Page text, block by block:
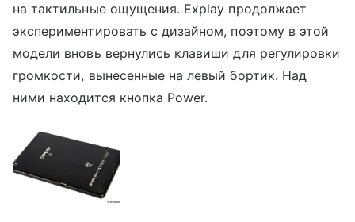
на тактильные ощущения. Explay продолжает
экспериментировать с дизайном, поэтому в этой
модели вновь вернулись клавиши для регулировки
громкости, вынесенные на левый бортик. Над
ними находится кнопка Power.